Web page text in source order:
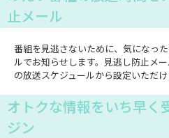
止メール
番組を見逃さないために、気になっ
ルでお知らせします。見逃し防止メ
の放送スケジュールから設定いただけ
オトクな情報をいち早く
ジン